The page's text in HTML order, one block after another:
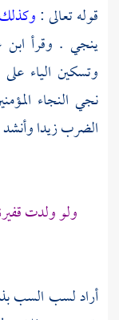
قوله تعالى :
ينجي . وقرأ
وتسكين الياء
نجي النجاء
الضرب زيدا
ولو ولدت
أراد لسب السب